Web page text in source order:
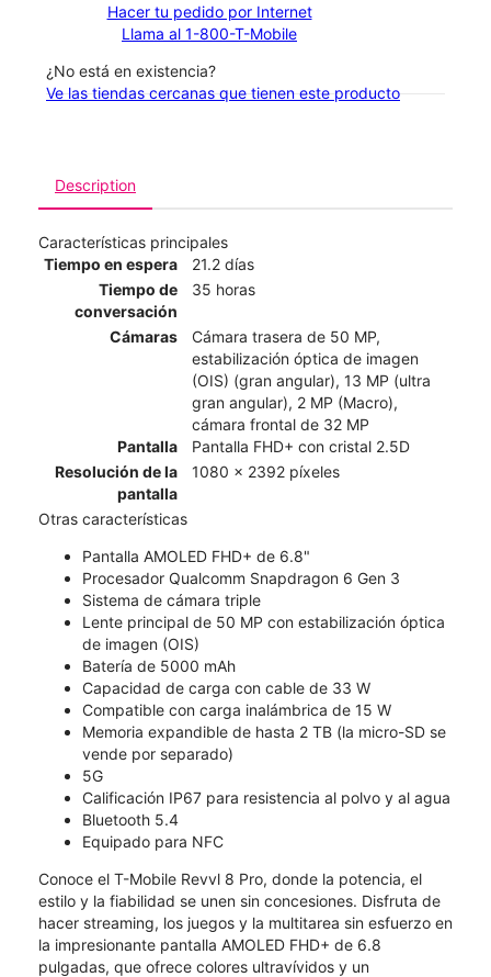
Hacer tu pedido por Internet
Llama al 1-800-T-Mobile
¿No está en existencia?
Ve las tiendas cercanas que tienen este producto
Description
Características principales
Tiempo en espera
21.2 días
Tiempo de
conversación
35 horas
Cámaras
Cámara trasera de 50 MP,
estabilización óptica de imagen
(OIS) (gran angular), 13 MP (ultra
gran angular), 2 MP (Macro),
cámara frontal de 32 MP
Pantalla
Pantalla FHD+ con cristal 2.5D
Resolución de la
pantalla
1080 x 2392 píxeles
Otras características
Pantalla AMOLED FHD+ de 6.8"
Procesador Qualcomm Snapdragon 6 Gen 3
Sistema de cámara triple
Lente principal de 50 MP con estabilización óptica
de imagen (OIS)
Batería de 5000 mAh
Capacidad de carga con cable de 33 W
Compatible con carga inalámbrica de 15 W
Memoria expandible de hasta 2 TB (la micro-SD se
vende por separado)
5G
Calificación IP67 para resistencia al polvo y al agua
Bluetooth 5.4
Equipado para NFC
Conoce el T-Mobile Revvl 8 Pro, donde la potencia, el
estilo y la fiabilidad se unen sin concesiones.​​​​​​​ Disfruta de
hacer streaming, los juegos y la multitarea sin esfuerzo en
la impresionante pantalla AMOLED FHD+ de 6.8
pulgadas, que ofrece colores ultravívidos y un